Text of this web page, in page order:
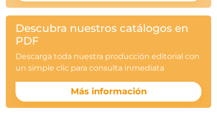
Descubra nuestros catálogos en
PDF
Descarga toda nuestra producción editorial con
un simple clic para consulta inmediata
Más información